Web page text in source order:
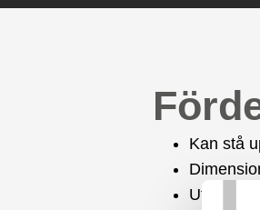
Kan stå
Utrustad